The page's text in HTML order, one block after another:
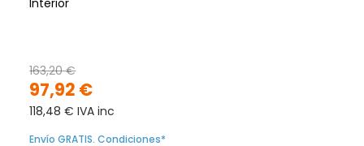
97,92 €
163,20 €
118,48 € IVA inc
Envío GRATIS. Condiciones*